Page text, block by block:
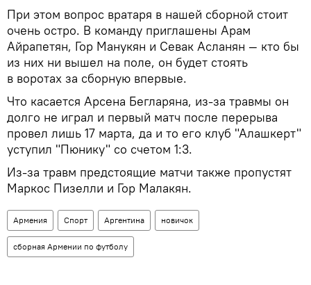
При этом вопрос вратаря в нашей сборной стоит
очень остро. В команду приглашены Арам
Айрапетян, Гор Манукян и Севак Асланян — кто бы
из них ни вышел на поле, он будет стоять
в воротах за сборную впервые.
Что касается Арсена Бегларяна, из-за травмы он
долго не играл и первый матч после перерыва
провел лишь 17 марта, да и то его клуб "Алашкерт"
уступил "Пюнику" со счетом 1:3.
Из-за травм предстоящие матчи также пропустят
Маркос Пизелли и Гор Малакян.
Армения Спорт Аргентина новичок
сборная Армении по футболу